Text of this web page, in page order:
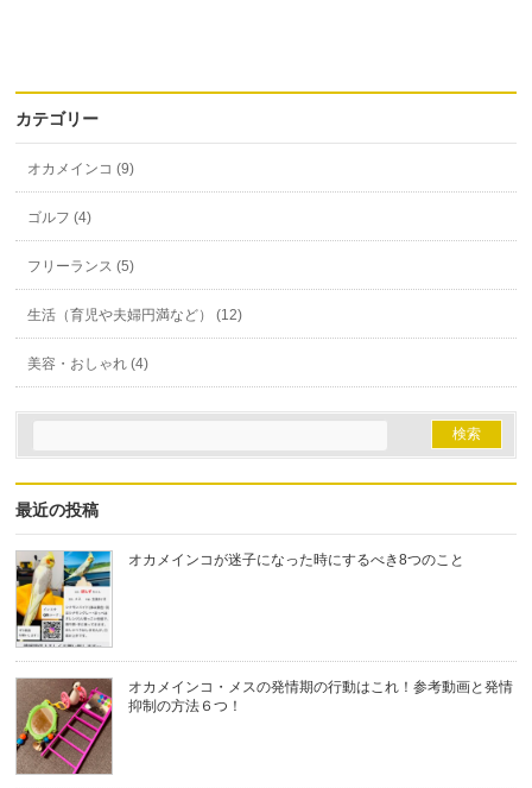
カテゴリー
オカメインコ (9)
ゴルフ (4)
フリーランス (5)
生活（育児や夫婦円満など） (12)
美容・おしゃれ (4)
最近の投稿
オカメインコが迷子になった時にするべき8つのこと
オカメインコ・メスの発情期の行動はこれ！参考動画と発情
抑制の方法６つ！